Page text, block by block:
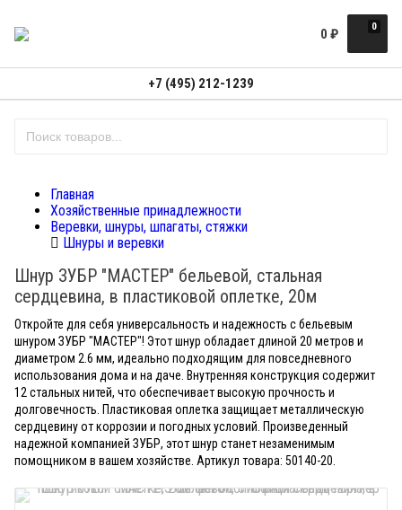
0
0 ₽
+7 (495) 212-1239
Главная
Хозяйственные принадлежности
Веревки, шнуры, шпагаты, стяжки
Шнуры и веревки
Шнур ЗУБР "МАСТЕР" бельевой, стальная
сердцевина, в пластиковой оплетке, 20м
Откройте для себя универсальность и надежность с бельевым
шнуром ЗУБР "МАСТЕР"! Этот шнур обладает длиной 20 метров и
диаметром 2.6 мм, идеально подходящим для повседневного
использования дома и на даче. Внутренняя конструкция содержит
12 стальных нитей, что обеспечивает высокую прочность и
долговечность. Пластиковая оплетка защищает металлическую
сердцевину от коррозии и погодных условий. Произведенный
надежной компанией ЗУБР, этот шнур станет незаменимым
помощником в вашем хозяйстве. Артикул товара: 50140-20.